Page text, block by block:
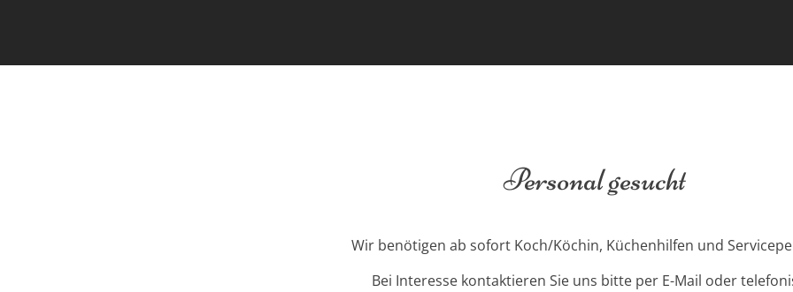
Personal gesucht
Wir benötigen ab sofort Koch/Köchin, Küchenhilfen und
Bei Interesse kontaktieren Sie uns bitte per E-Mail oder